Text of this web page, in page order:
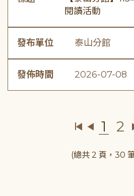
閱讀活動
發布單位 泰山分館
發佈時間 2026-07-08
1 2
(總共 2 頁，30